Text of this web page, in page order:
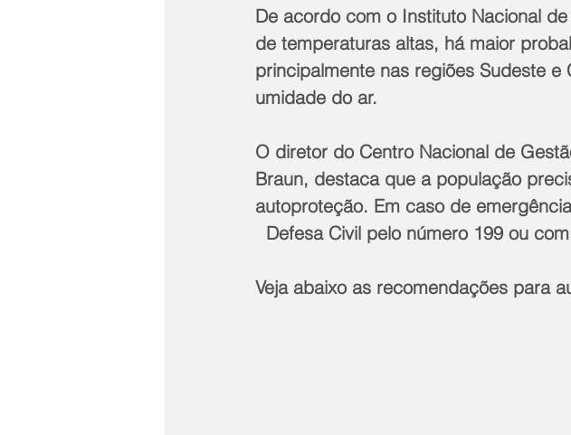
De acordo com o Instituto Nacional
de temperaturas altas, há maior
principalmente nas regiões Sudeste
umidade do ar.
O diretor do Centro Nacional de
Braun, destaca que a população
autoproteção. Em caso de
Defesa Civil pelo número 199 ou
Veja abaixo as recomendações para